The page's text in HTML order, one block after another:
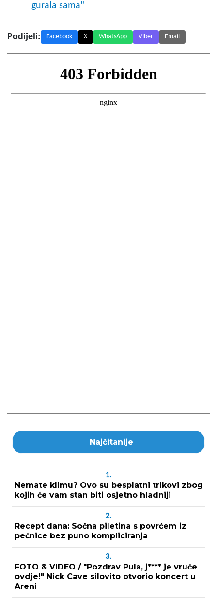
gurala sama"
Podijeli: Facebook X WhatsApp Viber Email
Najčitanije
1.
Nemate klimu? Ovo su besplatni trikovi zbog
kojih će vam stan biti osjetno hladniji
2.
Recept dana: Sočna piletina s povrćem iz
pećnice bez puno kompliciranja
3.
FOTO & VIDEO / "Pozdrav Pula, j**** je vruće
ovdje!" Nick Cave silovito otvorio koncert u
Areni